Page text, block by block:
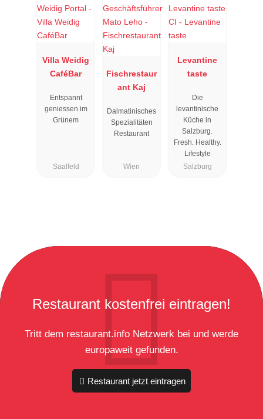
Villa Weidig
CaféBar
Entspannt
geniessen im
Grünem
Saalfeld
Fischrestaur
ant Kaj
Dalmatinisches
Spezialitäten
Restaurant
Wien
Levantine
taste
Die
levantinische
Küche in
Salzburg.
Fresh. Healthy.
Lifestyle
Salzburg
Restaurant kostenfrei eintragen!
Tritt dem restaurant.info Netzwerk bei und werde
europaweit gefunden.
Restaurant jetzt eintragen